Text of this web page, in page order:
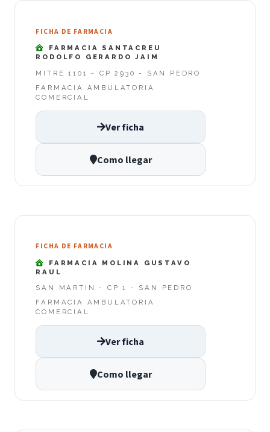
FICHA DE FARMACIA
FARMACIA SANTACREU
RODOLFO GERARDO JAIM
MITRE 1101 - CP 2930 - SAN PEDRO
FARMACIA AMBULATORIA
COMERCIAL
Ver ficha
Como llegar
FICHA DE FARMACIA
FARMACIA MOLINA GUSTAVO
RAUL
SAN MARTIN - CP 1 - SAN PEDRO
FARMACIA AMBULATORIA
COMERCIAL
Ver ficha
Como llegar